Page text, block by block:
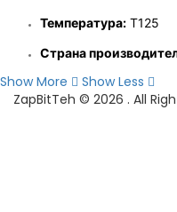
Температура: T125
Страна
Show More
Show Less
ZapBitTeh © 2026 . All